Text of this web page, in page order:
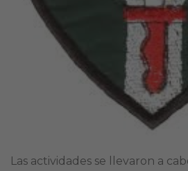
Las actividades se llevaron a